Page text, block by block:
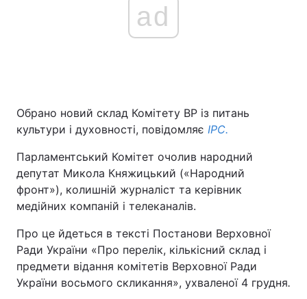
Головна Війна
Україна Політика
Економіка Світ
Спорт Наука
ad
Обрано новий склад Комітету ВР із питань
культури і духовності, повідомляє ІРС.
Парламентський Комітет очолив народний
депутат Микола Княжицький («Народний
фронт»), колишній журналіст та керівник
медійних компаній і телеканалів.
Про це йдеться в тексті Постанови Верховної
Ради України «Про перелік, кількісний склад і
предмети відання комітетів Верховної Ради
України восьмого скликання», ухваленої 4 грудня.